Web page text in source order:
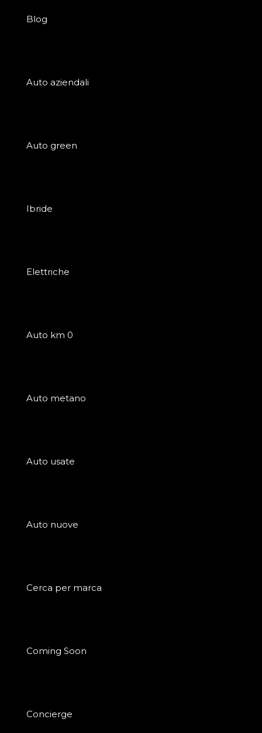
Blog
Auto aziendali
Auto green
Ibride
Elettriche
Auto km 0
Auto metano
Auto usate
Auto nuove
Cerca per marca
Coming Soon
Concierge